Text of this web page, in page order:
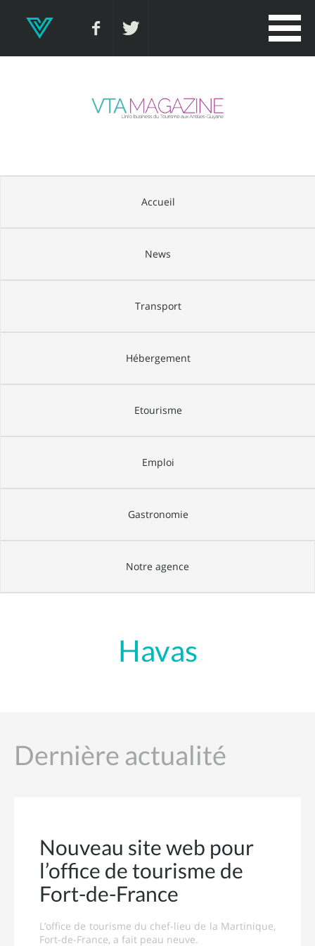
Accueil
News
Transport
Hébergement
Etourisme
Emploi
Gastronomie
Notre agence
Havas
Dernière actualité
Nouveau site web pour
l’office de tourisme de
Fort-de-France
L’office de tourisme du chef-lieu de la Martinique,
Fort-de-France, a fait peau neuve.